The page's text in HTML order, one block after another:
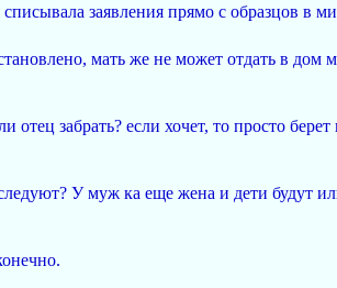
заявления прямо с образцов в
мать же не может отдать в
отец забрать? если хочет, то просто
У муж ка еще жена и дети будут